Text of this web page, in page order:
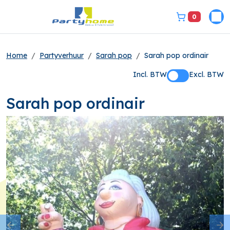
bel ons
0
Home Partyverhuur Sarah pop Sarah pop ordinair
Incl. BTW Excl. BTW
Sarah pop ordinair